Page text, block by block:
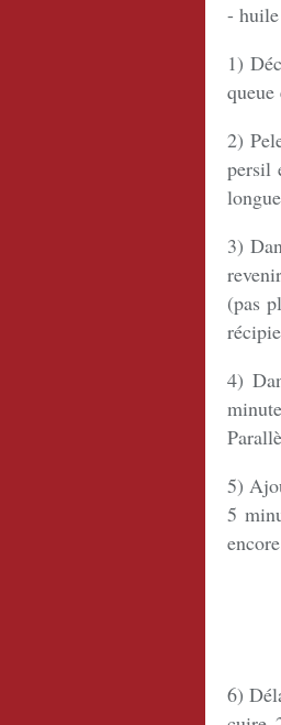
-
1)
queue
2)
persil
3)
(pas
4)
5)
5
6)